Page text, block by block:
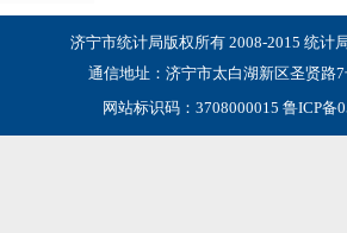
济宁市统计局版权所有 2008-2015 统计
通信地址：济宁市太白湖新区圣贤路
网站标识码：3708000015鲁ICP备